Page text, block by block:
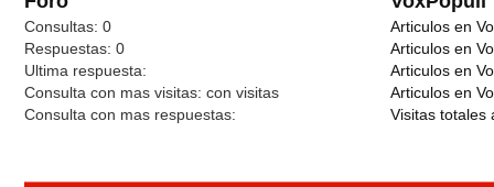
Consultas: 0
Respuestas: 0
Ultima respuesta:
Consulta con mas visitas: con visitas
Consulta con mas respuestas:
Articulos en
Articulos en
Articulos en
Articulos en
Visitas totales